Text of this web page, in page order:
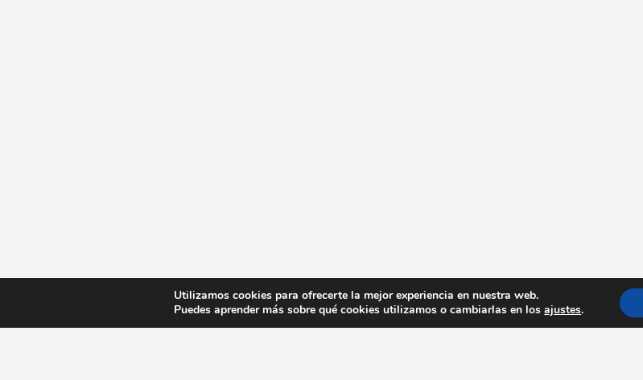
Utilizamos cookies para ofrecerte la mejor experiencia en nuestra web.
Puedes aprender más sobre qué cookies utilizamos o cambiarlas en losajustes.